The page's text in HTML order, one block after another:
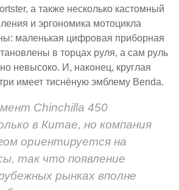
а также несколько кастомный
и эргономика мотоцикла
маленькая цифровая приборная
в торцах руля, а сам руль
невысоко. И, наконец, круглая
имеет тиснёную эмблему Benda.
Chinchilla 450
в Китае, но компания
ориентируется на
так что появление
рынках вполне